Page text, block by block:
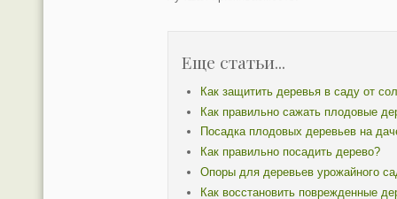
Еще статьи...
Как защитить деревья в саду от
Как правильно сажать плодовые
Посадка плодовых деревьев на
Как правильно посадить дерево?
Опоры для деревьев урожайного
Как восстановить поврежденные